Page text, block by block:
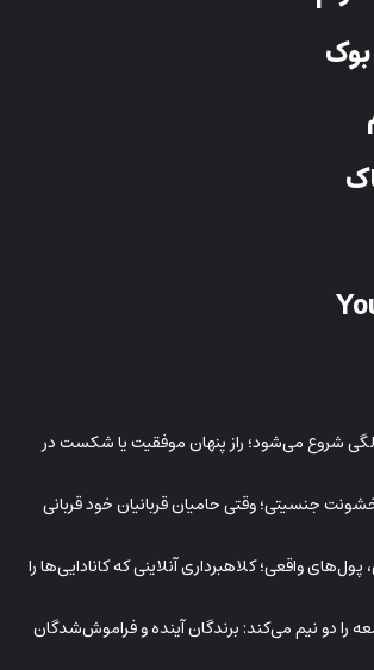
که از ۵ سالگی شروع می‌شود؛ راز پنهان موفقیت یا شکست در
خشونت جنسیتی؛ وقتی حامیان قربانیان خود قربانی
واقعی؛ کلاهبرداری آنلاینی که کانادایی‌ها را
دو نیم می‌کند: برندگان آینده و فراموش‌شدگان